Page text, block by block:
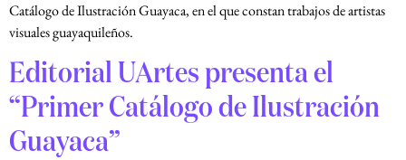
Catálogo de Ilustración Guayaca, en el que constan trabajos de artistas
visuales guayaquileños.
Editorial UArtes presenta el
“Primer Catálogo de Ilustración
Guayaca”